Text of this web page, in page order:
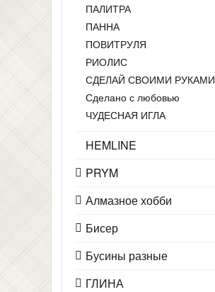
ПАЛИТРА
ПАННА
ПОВИТРУЛЯ
РИОЛИС
СДЕЛАЙ СВОИМИ РУКАМИ
Сделано с любовью
ЧУДЕСНАЯ ИГЛА
HEMLINE
PRYM
Алмазное хобби
Бисер
Бусины разные
ГЛИНА